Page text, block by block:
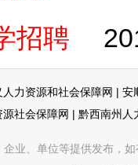
招聘
人力资源和社会保障网 | 安
社会保障网 | 黔西南州人
业、单位等提供发布，